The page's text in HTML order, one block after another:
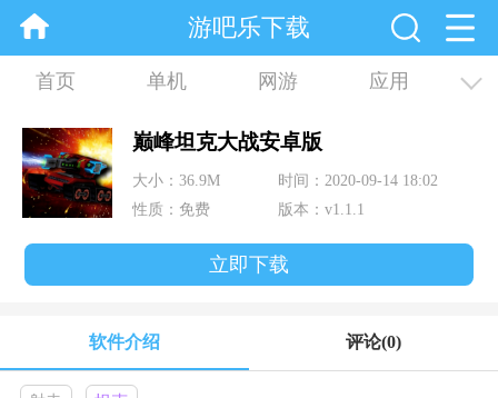
游吧乐下载
首页 单机 网游 应用
资讯 合集
巅峰坦克大战安卓版
大小：36.9M
时间：2020-09-14 18:02
性质：免费
版本：v1.1.1
立即下载
软件介绍 评论(0)